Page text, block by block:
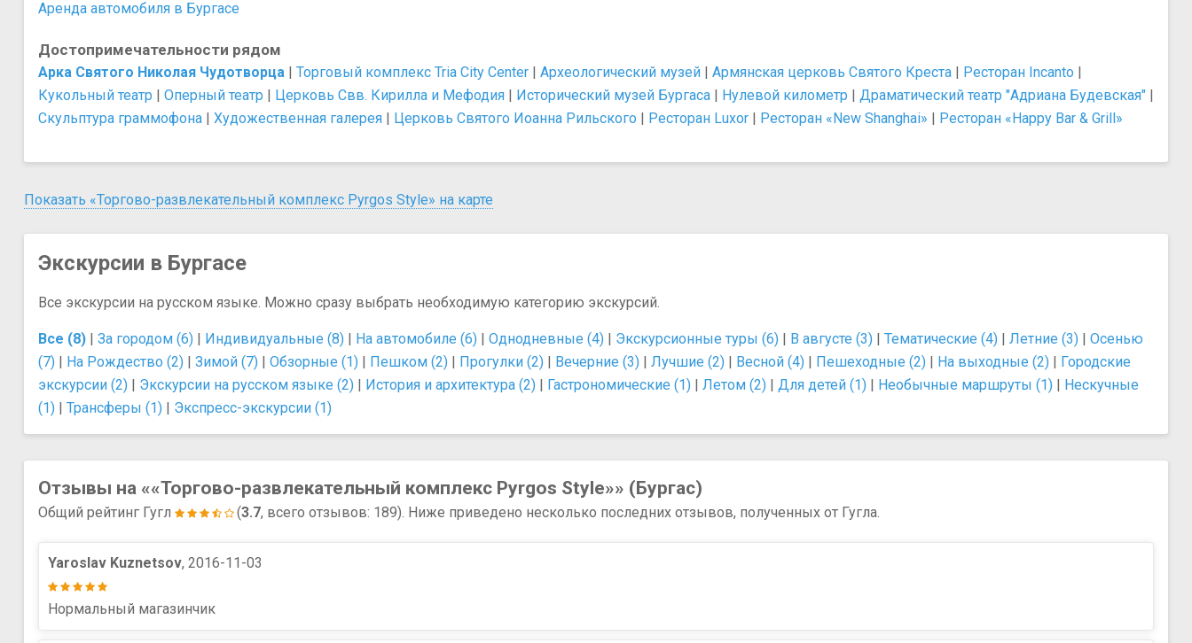
Аренда автомобиля в Бургасе
Достопримечательности рядом
Арка Святого Николая Чудотворца Торговый комплекс Tria City Center Археологический музей Армянская церковь Святого Креста Ресторан Incanto
Кукольный театр
Оперный театр Церковь Свв. Кирилла и Мефодия Исторический музей Бургаса Нулевой километр Драматический театр "Адриана Будевская"
Скульптура граммофона
Художественная галерея Церковь Святого Иоанна Рильского Ресторан Luxor Ресторан «New Shanghai» Ресторан «Happy Bar & Grill»
Показать «Торгово-развлекательный комплекс Pyrgos Style» на карте
Экскурсии в Бургасе
Все экскурсии на русском языке. Можно сразу выбрать необходимую категорию экскурсий.
Все (8) За городом (6) Индивидуальные (8) На автомобиле (6) Однодневные (4) Экскурсионные туры (6) В августе (3) Тематические (4) Летние (3)
Осенью
(7)
На Рождество (2) Зимой (7) Обзорные (1) Пешком (2) Прогулки (2) Вечерние (3) Лучшие (2) Весной (4) Пешеходные (2) На выходные (2)
Городские
экскурсии (2)
Экскурсии на русском языке (2) История и архитектура (2) Гастрономические (1) Летом (2) Для детей (1) Необычные маршруты (1)
Нескучные
(1)
Трансферы (1) Экспресс-экскурсии (1)
Отзывы на ««Торгово-развлекательный комплекс Pyrgos Style»» (Бургас)
Общий рейтинг Гугл (3.7, всего отзывов: 189). Ниже приведено несколько последних отзывов, полученных от Гугла.
Yaroslav Kuznetsov, 2016-11-03
Нормальный магазинчик